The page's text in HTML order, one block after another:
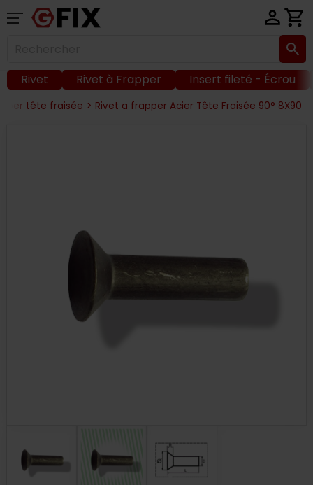
Rivet Rivet à Frapper Insert fileté - Écrou
tête fraisée > Rivet a frapper Acier Tête Fraisée 90° 8X90